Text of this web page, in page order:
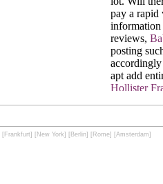
[Frankfurt] [New York] [Berlin] [Rome] [Amsterdam]